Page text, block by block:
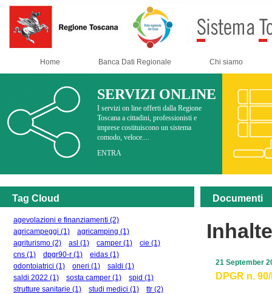
Home Banca Dati Regionale Chi siamo
SERVIZI ONLINE
I servizi on line offerti dalla Regione
Toscana a cittadini, professionisti e
imprese costituiscono un sistema
comodo, veloce....
ENTRA
Tag Cloud
agevolazioni e finanziamenti (2)
agricampeggi (1) agricamping (1)
agriturismo (2) asl (1) camper (1) cie (1)
cns (1) dpgr90-r (1) eidas (1)
odontoiatrici (1) oneri (1) saldi (1)
saldi 2022 (1) sosta camper (1) spid (1)
strutture sanitarie (1) studi medici (1) ttr (2)
Documenti
DPGR n.
21 September